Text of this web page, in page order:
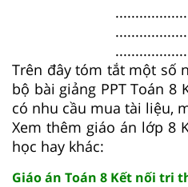
Trên đây tóm tắt một số
bộ bài giảng PPT Toán 8
có nhu cầu mua tài liệu,
Xem thêm giáo án lớp 8
học hay khác:
Giáo án Toán 8 Kết nối tri